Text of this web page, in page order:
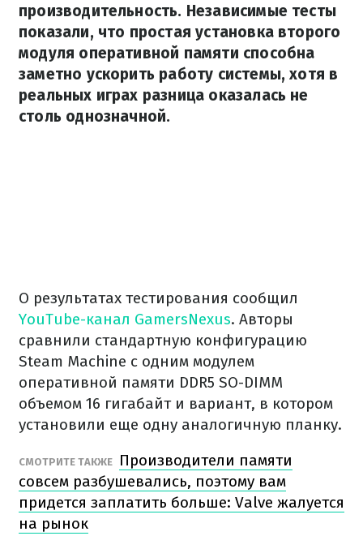
производительность. Независимые тесты
показали, что простая установка второго
модуля оперативной памяти способна
заметно ускорить работу системы, хотя в
реальных играх разница оказалась не
столь однозначной.
О результатах тестирования сообщил
YouTube-канал GamersNexus. Авторы
сравнили стандартную конфигурацию
Steam Machine с одним модулем
оперативной памяти DDR5 SO-DIMM
объемом 16 гигабайт и вариант, в котором
установили еще одну аналогичную планку.
СМОТРИТЕ ТАКЖЕ
Производители памяти
совсем разбушевались, поэтому вам
придется заплатить больше: Valve жалуется
на рынок